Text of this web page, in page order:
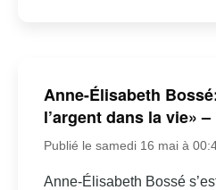
Anne-Élisabeth
l’argent dans la vie»
Publié le samedi 16 mai à
Anne-Élisabeth Bossé